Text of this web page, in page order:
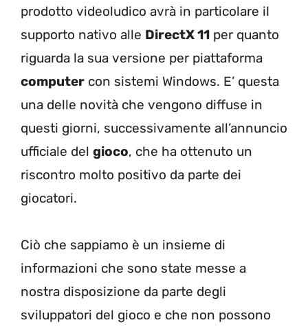
prodotto videoludico avrà in particolare il
supporto nativo alle DirectX 11 per quanto
riguarda la sua versione per piattaforma
computer con sistemi Windows. E’ questa
una delle novità che vengono diffuse in
questi giorni, successivamente all’annuncio
ufficiale del gioco, che ha ottenuto un
riscontro molto positivo da parte dei
giocatori.
Ciò che sappiamo è un insieme di
informazioni che sono state messe a
nostra disposizione da parte degli
sviluppatori del gioco e che non possono